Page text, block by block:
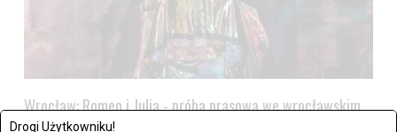
Drogi Użytkowniku!
Wrocław: Romeo i Julia - próba prasowa we wrocławskim
Teatrze Capitol